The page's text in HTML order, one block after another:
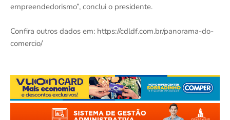
empreendedorismo”, conclui o presidente.
Confira outros dados em: https://cdldf.com.br/panorama-do-
comercio/